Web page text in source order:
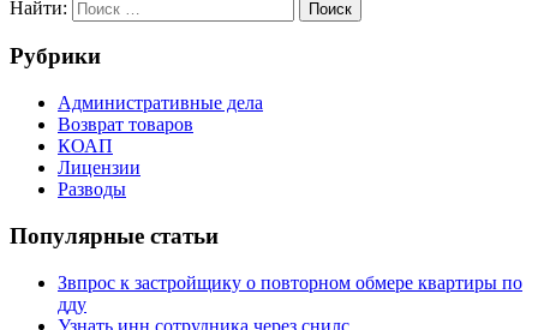
Найти: Поиск
Рубрики
Административные дела
Возврат товаров
КОАП
Лицензии
Разводы
Популярные статьи
Звпрос к застройщику о повторном обмере квартиры по
дду
Узнать инн сотрудника через снилс